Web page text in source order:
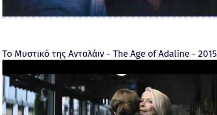
Το Μυστικό της Ανταλάιν - The Age of Adaline - 2015